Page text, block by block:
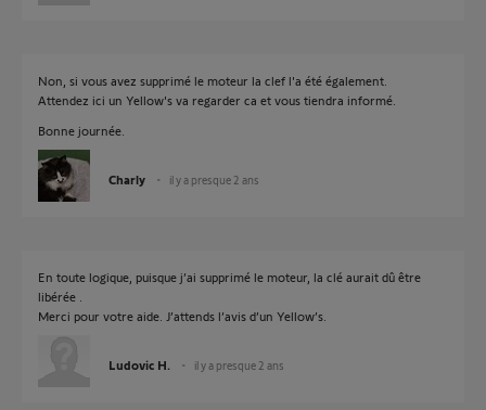
Non, si vous avez supprimé le moteur la clef l'a été également.
Attendez ici un Yellow's va regarder ca et vous tiendra informé.
Bonne journée.
Charly il y a presque 2 ans
En toute logique, puisque j’ai supprimé le moteur, la clé aurait dû être
libérée .
Merci pour votre aide. J’attends l’avis d’un Yellow’s.
Ludovic H. il y a presque 2 ans